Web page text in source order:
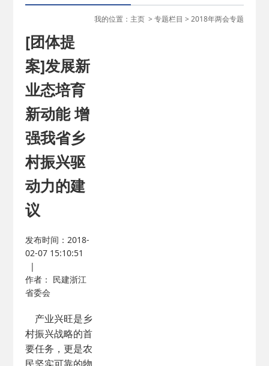
我的位置： 主页> 专题栏目 > 2018年两会专题
[团体提
案]发展新
业态培育
新动能 增
强我省乡
村振兴驱
动力的建
议
发布时间：2018-
02-07 15:10:51
|
作者： 民建浙江
省委会
产业兴旺是乡
村振兴战略的首
要任务，更是农